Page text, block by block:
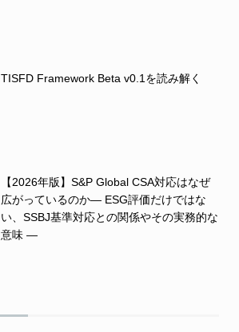
TISFD Framework Beta v0.1を読み解く
【2026年版】S&P Global CSA対応はなぜ
広がっているのか― ESG評価だけではな
い、SSBJ基準対応との関係やその実務的な
意味 ―